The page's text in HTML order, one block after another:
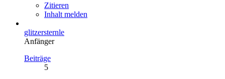
Zitieren
Inhalt melden
glitzersternle
Anfänger
Beiträge
5